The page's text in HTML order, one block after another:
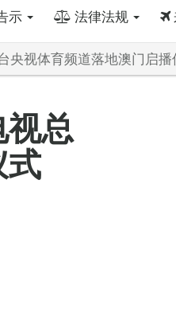
示 法律法规
央视体育频道落地澳门启播
总